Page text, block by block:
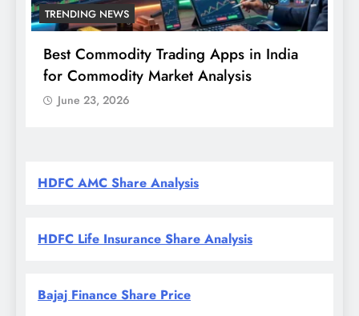
TRENDING NEWS
Best Commodity Trading Apps in India
for Commodity Market Analysis
June 23, 2026
HDFC AMC Share Analysis
HDFC Life Insurance Share Analysis
Bajaj Finance Share Price